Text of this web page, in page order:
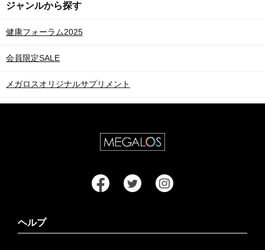
ジャンルから探す
健康フォーラム2025
会員限定SALE
メガロスオリジナルサプリメント
ヘルプ